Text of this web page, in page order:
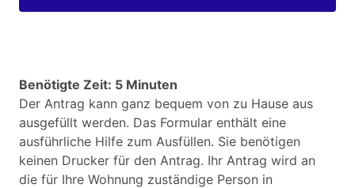
Benötigte Zeit: 5 Minuten
Der Antrag kann ganz bequem von zu Hause aus
ausgefüllt werden. Das Formular enthält eine
ausführliche Hilfe zum Ausfüllen. Sie benötigen
keinen Drucker für den Antrag. Ihr Antrag wird an
die für Ihre Wohnung zuständige Person in